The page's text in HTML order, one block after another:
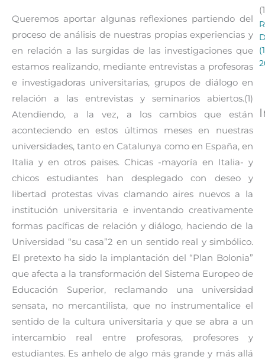
Queremos aportar algunas reflexiones partiendo del
proceso de análisis de nuestras propias experiencias y
en relación a las surgidas de las investigaciones que
estamos realizando, mediante entrevistas a profesoras
e investigadoras universitarias, grupos de diálogo en
relación a las entrevistas y seminarios abiertos.(1)
Atendiendo, a la vez, a los cambios que están
aconteciendo en estos últimos meses en nuestras
universidades, tanto en Catalunya como en España, en
Italia y en otros paises. Chicas -mayoría en Italia- y
chicos estudiantes han desplegado con deseo y
libertad protestas vivas clamando aires nuevos a la
institución universitaria e inventando creativamente
formas pacíficas de relación y diálogo, haciendo de la
Universidad “su casa”2 en un sentido real y simbólico.
El pretexto ha sido la implantación del “Plan Bolonia”
que afecta a la transformación del Sistema Europeo de
Educación Superior, reclamando una universidad
sensata, no mercantilista, que no instrumentalice el
sentido de la cultura universitaria y que se abra a un
intercambio real entre profesoras, profesores y
estudiantes. Es anhelo de algo más grande y más allá